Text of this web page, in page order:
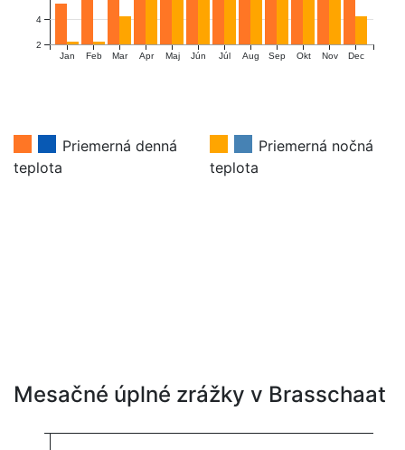
Jan Feb Mar Apr Maj Jún Júl Aug Sep Okt Nov Dec
2
4
Priemerná denná
teplota
Priemerná nočná
teplota
Mesačné úplné zrážky v Brasschaat